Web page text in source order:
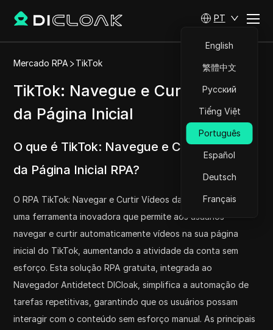
PT
English
繁體中文
Русский
Tiếng Việt
Português
Español
Deutsch
Français
Mercado RPA TikTok
TikTok: Navegue e Curta Vídeos
da Página Inicial
O que é TikTok: Navegue e Curta Vídeos
da Página Inicial RPA?
O RPA TikTok: Navegar e Curtir Vídeos da Página Inicial é
uma ferramenta inovadora que permite aos usuários
navegar e curtir automaticamente vídeos na sua página
inicial do TikTok, aumentando a atividade da conta sem
esforço. Esta solução RPA gratuita, integrada ao
Navegador Antidetect DICloak, simplifica a automação de
tarefas repetitivas, garantindo que os usuários possam
interagir com o conteúdo sem esforço manual. As principais